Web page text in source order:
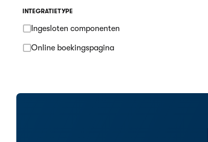
INTEGRATIETYPE
Ingesloten componenten
Online boekingspagina